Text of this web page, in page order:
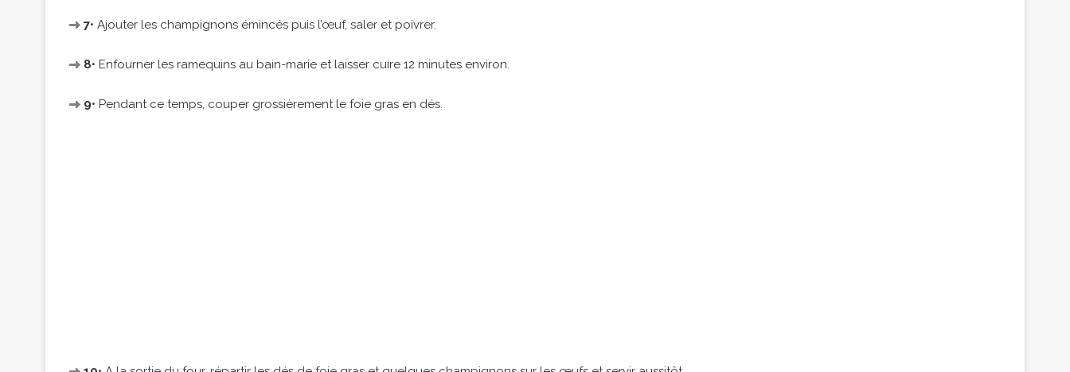
7• Ajouter les champignons émincés puis l’œuf, saler et poivrer.
8• Enfourner les ramequins au bain-marie et laisser cuire 12 minutes environ.
9• Pendant ce temps, couper grossièrement le foie gras en dés.